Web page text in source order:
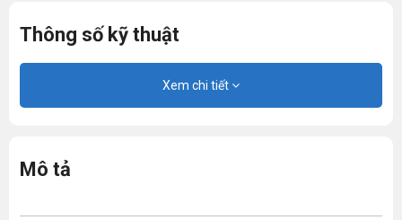
Mô tả
Thông số kỹ thuật
Xem chi tiết